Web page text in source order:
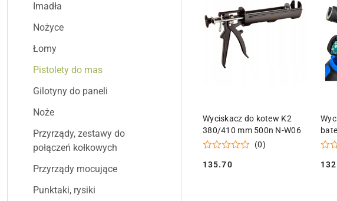
Imadła
Nożyce
Łomy
Pistolety do mas
Gilotyny do paneli
Noże
Przyrządy, zestawy do
połączeń kołkowych
Przyrządy mocujące
Punktaki, rysiki
Wyciskacz do kotew K2
380/410 mm 500n N-W06
(0)
Cena:
135.70
DODAJ DO KOSZYKA